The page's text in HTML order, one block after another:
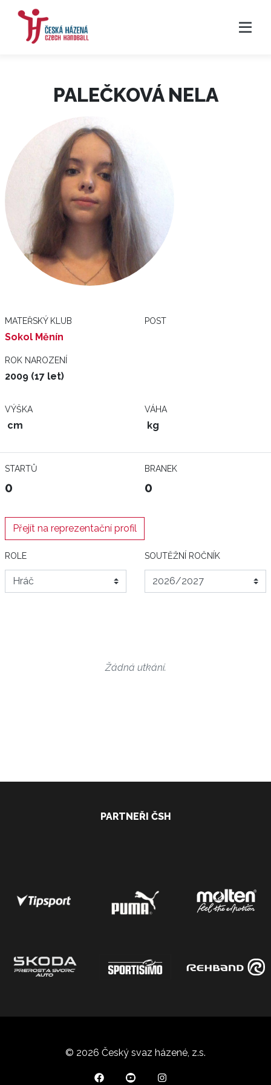
PALEČKOVÁ NELA
MATEŘSKÝ KLUB
Sokol Měnín
POST
ROK NAROZENÍ
2009 (17 let)
VÝŠKA
cm
VÁHA
kg
STARTŮ
0
BRANEK
0
Přejít na reprezentační profil
ROLE SOUTĚŽNÍ ROČNÍK
Žádná utkání.
PARTNEŘI ČSH
© 2026 Český svaz házené, z.s.